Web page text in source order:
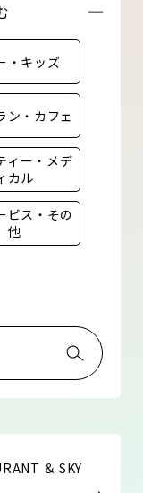
・キッズ
ン・カフェ
ィー・メデ
カル
ビス・その
他
＆ SKY